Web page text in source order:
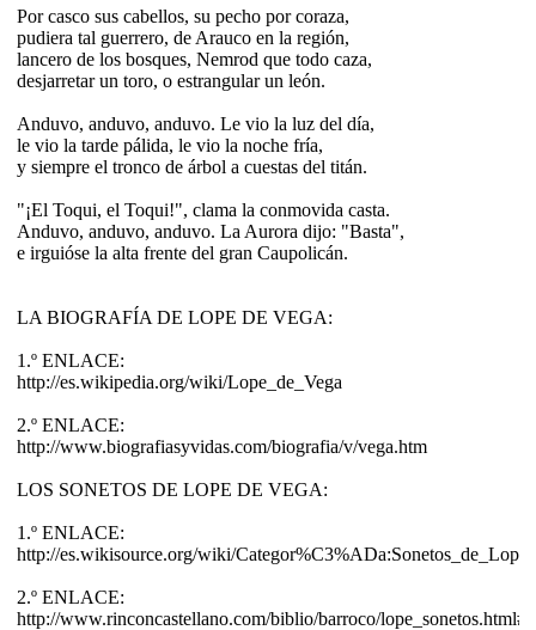
Por casco sus cabellos, su pecho por coraza,
pudiera tal guerrero, de Arauco en la región,
lancero de los bosques, Nemrod que todo caza,
desjarretar un toro, o estrangular un león.
Anduvo, anduvo, anduvo. Le vio la luz del día,
le vio la tarde pálida, le vio la noche fría,
y siempre el tronco de árbol a cuestas del titán.
"¡El Toqui, el Toqui!", clama la conmovida casta.
Anduvo, anduvo, anduvo. La Aurora dijo: "Basta",
e irguióse la alta frente del gran Caupolicán.
LA BIOGRAFÍA DE LOPE DE VEGA:
1.º ENLACE:
http://es.wikipedia.org/wiki/Lope_de_Vega
2.º ENLACE:
http://www.biografiasyvidas.com/biografia/v/vega.htm
LOS SONETOS DE LOPE DE VEGA:
1.º ENLACE:
http://es.wikisource.org/wiki/
2.º ENLACE:
http://www.rinconcastellano.com/biblio/barroco/lope_sonetos.html#